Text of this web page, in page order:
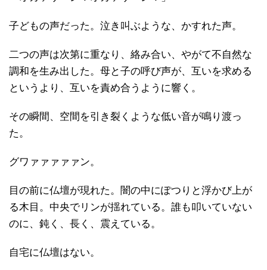
子どもの声だった。泣き叫ぶような、かすれた声。
二つの声は次第に重なり、絡み合い、やがて不自然な
調和を生み出した。母と子の呼び声が、互いを求める
というより、互いを責め合うように響く。
その瞬間、空間を引き裂くような低い音が鳴り渡っ
た。
グワァァァァァン。
目の前に仏壇が現れた。闇の中にぽつりと浮かび上が
る木目。中央でリンが揺れている。誰も叩いていない
のに、鈍く、長く、震えている。
自宅に仏壇はない。